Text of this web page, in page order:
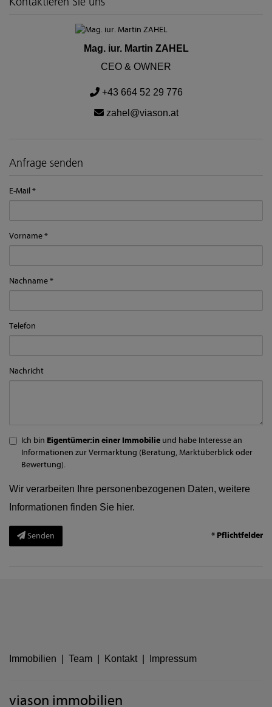
Mag. iur. Martin ZAHEL
CEO & OWNER
+43 664 52 29 776
zahel@viason.at
Anfrage senden
E-Mail
Vorname
Nachname
Telefon
Nachricht
Ich bin Eigentümer:in einer Immobilie und habe Interesse an
Informationen zur Vermarktung (Beratung, Marktüberblick oder
Bewertung).
Wir verarbeiten Ihre personenbezogenen Daten, weitere
Informationen finden Sie hier.
Senden * Pflichtfelder
Immobilien Team Kontakt Impressum
viason immobilien